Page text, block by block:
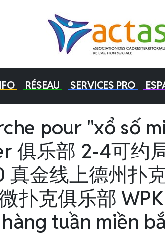
RÉSEAU SERVICES PRO
pour "xổ số
俱乐部 2-4可约
真金线上德州扑
扑克俱乐部
tuần miền